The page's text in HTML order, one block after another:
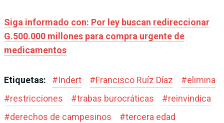
Siga informado con: Por ley buscan redireccionar
G.500.000 millones para compra urgente de
medicamentos
Etiquetas: #Indert #Francisco Ruíz Díaz #elimina
#restricciones #trabas burocráticas #reinvindica
#derechos de campesinos #tercera edad